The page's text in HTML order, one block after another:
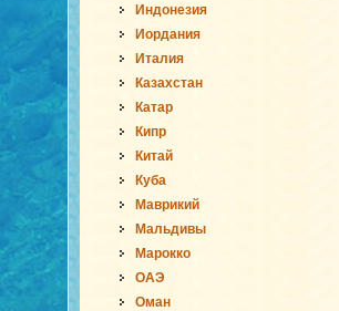
Индонезия
Иордания
Италия
Казахстан
Катар
Кипр
Китай
Куба
Маврикий
Мальдивы
Марокко
ОАЭ
Оман